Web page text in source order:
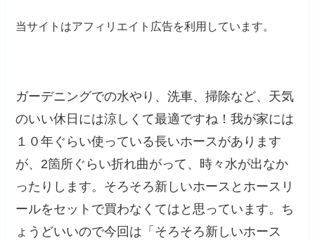
当サイトはアフィリエイト広告を利用しています。
ガーデニングでの水やり、洗車、掃除など、天気
のいい休日には涼しくて最適ですね！我が家には
１０年ぐらい使っている長いホースがあります
が、2箇所ぐらい折れ曲がって、時々水が出なか
ったりします。そろそろ新しいホースとホースリ
ールをセットで買わなくてはと思っています。ち
ょうどいいので今回は「そろそろ新しいホース